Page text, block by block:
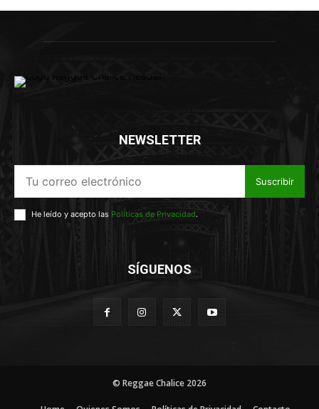
NEWSLETTER
Suscribir
He leído y acepto las Políticas de Privacidad.
SÍGUENOS
© Reggae Chalice 2026